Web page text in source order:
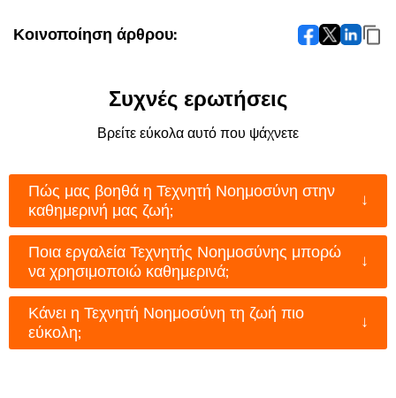
Κοινοποίηση άρθρου:
Συχνές ερωτήσεις
Βρείτε εύκολα αυτό που ψάχνετε
Πώς μας βοηθά η Τεχνητή Νοημοσύνη στην
καθημερινή μας ζωή;
↓
Ποια εργαλεία Τεχνητής Νοημοσύνης μπορώ
να χρησιμοποιώ καθημερινά;
↓
Κάνει η Τεχνητή Νοημοσύνη τη ζωή πιο
εύκολη;
↓